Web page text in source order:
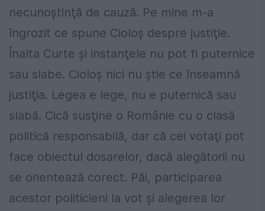
necunoştinţă de cauză. Pe mine m-a
îngrozit ce spune Cioloş despre justiţie.
Înalta Curte şi instanţele nu pot fi puternice
sau slabe. Cioloş nici nu ştie ce înseamnă
justiţia. Legea e lege, nu e puternică sau
slabă. Cică susţine o Românie cu o clasă
politică responsabilă, dar că cei votaţi pot
face obiectul dosarelor, dacă alegătorii nu
se orientează corect. Păi, participarea
acestor politicieni la vot şi alegerea lor